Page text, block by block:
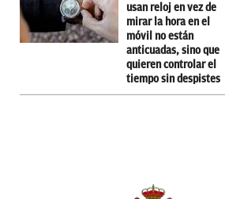
usan reloj en vez de
mirar la hora en el
móvil no están
anticuadas, sino que
quieren controlar el
tiempo sin despistes